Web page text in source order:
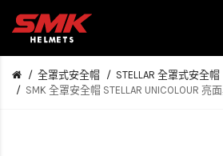
全罩式安全帽 STELLAR 全罩式安全帽
SMK 全罩安全帽 STELLAR UNICOLOUR 亮